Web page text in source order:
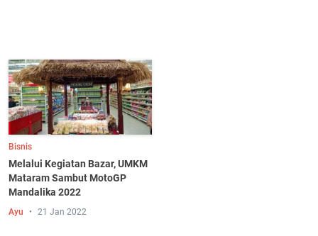
Bisnis
Melalui Kegiatan Bazar, UMKM
Mataram Sambut MotoGP
Mandalika 2022
Ayu 21 Jan 2022